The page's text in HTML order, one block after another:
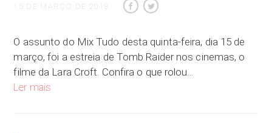
15 DE MARÇO DE 2018
O assunto do Mix Tudo desta quinta-feira, dia 15 de
março, foi a estreia de Tomb Raider nos cinemas, o
filme da Lara Croft. Confira o que rolou…
Ler mais